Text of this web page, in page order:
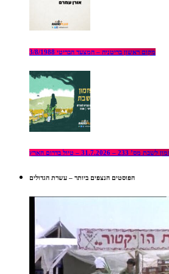
מקום ראשון בריטניה – המצעד הבריטי 3/8/1988
לשבת מס’ 233 – 31.7.2026 – טיול בדרום הארץ
הפוסטים הנצפים ביותר – עשרת הגדולים